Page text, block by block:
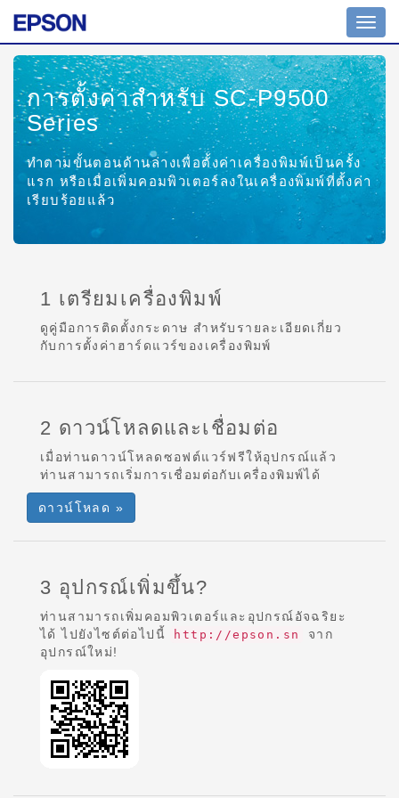
การตั้งค่าสำหรับ SC-P9500
Series
ทำตามขั้นตอนด้านล่างเพื่อตั้งค่าเครื่องพิมพ์เป็นครั้ง
แรก หรือเมื่อเพิ่มคอมพิวเตอร์ลงในเครื่องพิมพ์ที่ตั้งค่า
เรียบร้อยแล้ว
1 เตรียมเครื่องพิมพ์
ดูคู่มือการติดตั้งกระดาษ สำหรับรายละเอียดเกี่ยว
กับการตั้งค่าฮาร์ดแวร์ของเครื่องพิมพ์
2 ดาวน์โหลดและเชื่อมต่อ
เมื่อท่านดาวน์โหลดซอฟต์แวร์ฟรีให้อุปกรณ์แล้ว
ท่านสามารถเริ่มการเชื่อมต่อกับเครื่องพิมพ์ได้
ดาวน์โหลด »
3 อุปกรณ์เพิ่มขึ้น?
ท่านสามารถเพิ่มคอมพิวเตอร์และอุปกรณ์อัจฉริยะ
ได้ ไปยังไซต์ต่อไปนี้
http://epson.sn
จาก
อุปกรณ์ใหม่!